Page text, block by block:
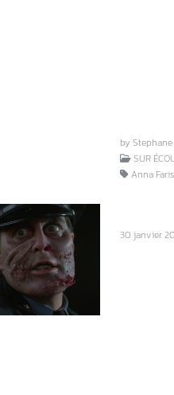
by Stephane
SUR
Anna
30 janvier